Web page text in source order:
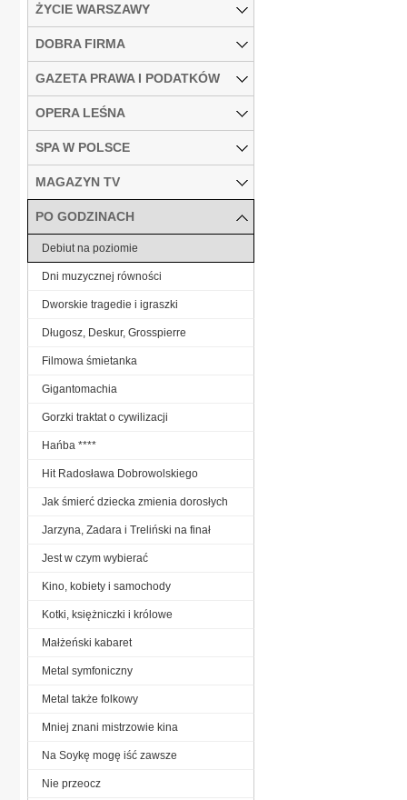
ŻYCIE WARSZAWY
DOBRA FIRMA
GAZETA PRAWA I PODATKÓW
OPERA LEŚNA
SPA W POLSCE
MAGAZYN TV
PO GODZINACH
Debiut na poziomie
Dni muzycznej równości
Dworskie tragedie i igraszki
Długosz, Deskur, Grosspierre
Filmowa śmietanka
Gigantomachia
Gorzki traktat o cywilizacji
Hańba ****
Hit Radosława Dobrowolskiego
Jak śmierć dziecka zmienia dorosłych
Jarzyna, Zadara i Treliński na finał
Jest w czym wybierać
Kino, kobiety i samochody
Kotki, księżniczki i królowe
Małżeński kabaret
Metal symfoniczny
Metal także folkowy
Mniej znani mistrzowie kina
Na Soykę mogę iść zawsze
Nie przeocz